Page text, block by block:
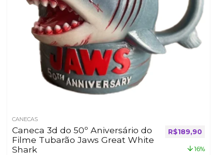
CANECAS
Caneca 3d do 50º Aniversário do
Filme Tubarão Jaws Great White
Shark
O preço
R$189,90O
16%